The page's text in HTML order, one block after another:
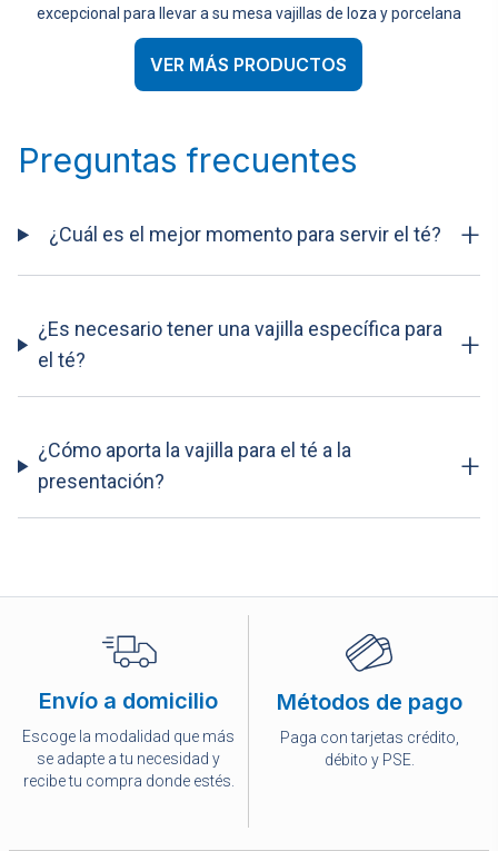
excepcional para llevar a su mesa vajillas de loza y porcelana
VER MÁS PRODUCTOS
Preguntas frecuentes
¿Cuál es el mejor momento para servir el té? +
¿Es necesario tener una vajilla específica para
el té?
+
¿Cómo aporta la vajilla para el té a la
presentación?
+
Envío a domicilio
Escoge la modalidad que más
se adapte a tu necesidad y
recibe tu compra donde estés.
Métodos de pago
Paga con tarjetas crédito,
débito y PSE.